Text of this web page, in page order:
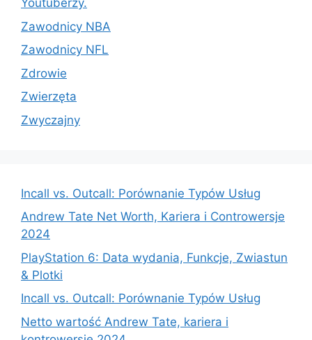
Youtuberzy.
Zawodnicy NBA
Zawodnicy NFL
Zdrowie
Zwierzęta
Zwyczajny
Incall vs. Outcall: Porównanie Typów Usług
Andrew Tate Net Worth, Kariera i Controwersje
2024
PlayStation 6: Data wydania, Funkcje, Zwiastun
& Plotki
Incall vs. Outcall: Porównanie Typów Usług
Netto wartość Andrew Tate, kariera i